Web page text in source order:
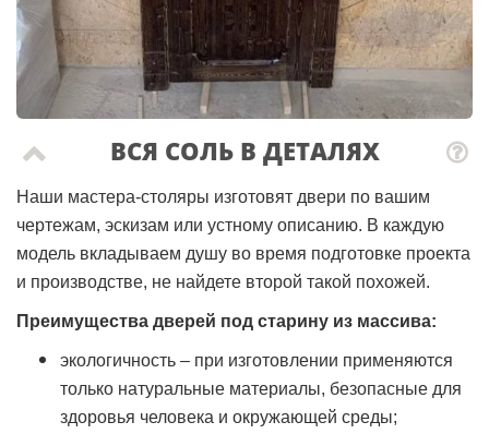
ВСЯ СОЛЬ В ДЕТАЛЯХ
Наши мастера-столяры изготовят двери по вашим
чертежам, эскизам или устному описанию. В каждую
модель вкладываем душу во время подготовке проекта
и производстве, не найдете второй такой похожей.
Преимущества дверей под старину из массива:
экологичность – при изготовлении применяются
только натуральные материалы, безопасные для
здоровья человека и окружающей среды;